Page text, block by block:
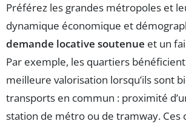
Préférez les grandes métropoles et
dynamique économique et
demande locative soutenue et un
Par exemple, les quartiers bénéficient
meilleure valorisation lorsqu’ils sont
transports en commun : proximité
station de métro ou de tramway.